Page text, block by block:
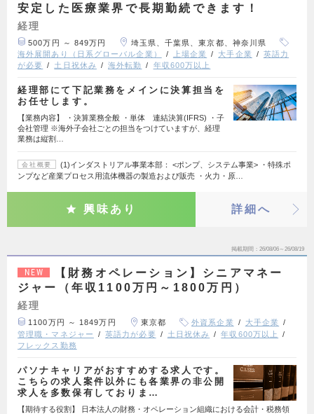
安定した医療業界で長期勤続できます！
経理
500万円 ～ 849万円
埼玉県、千葉県、東京都、神奈川県
海外展開あり（日系グローバル企業）
上場企業 大手企業
英語力
が必要
土日祝休み 海外転勤 年収600万以上
経理部にて下記業務をメインに決算担当を
お任せします。
【業務内容】 ・決算業務全般 ・単体 連結決算(IFRS) ・子
会社管理 ※海外子会社ごとの担当をつけていますが、経理
業務は縦割…
会社概要
(1)インダストリアル事業本部： <ポンプ、システム事業> ・特殊ポ
ンプなど産業プロセス用流体機器の製造および販売 ・火力・原…
興味あり 詳細へ
掲載期間 26/08/06～26/08/19
NEW
【財務オペレーション】シニアマネー
ジャー（年収1100万円～1800万円）
経理
1100万円 ～ 1849万円 東京都 外資系企業
大手企業
管理職・マネジャー
英語力が必要 土日祝休み
年収600万以上
フレックス勤務
パソナキャリアがおすすめする求人です。
こちらの求人案件以外にも各業界の非公開
求人を多数保有しておりま…
【期待する役割】 日本法人の財務・オペレーション組織における会計・税務領